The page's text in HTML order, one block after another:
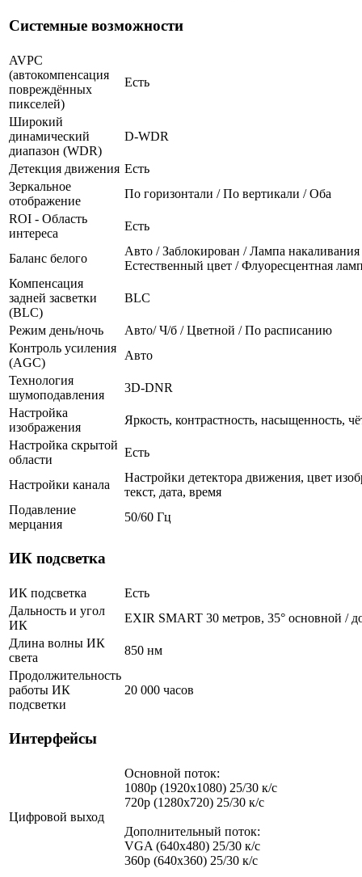
Системные возможности
AVPC
(автокомпенсация
повреждённых
пикселей)
Есть
Широкий
динамический
диапазон (WDR)
D-WDR
Детекция движения Есть
Зеркальное
отображение
По горизонтали / По вертикали / Оба
ROI - Область
интереса
Есть
Баланс белого
Авто / Заблокирован / Лампа
Естественный цвет / Флуоресцентная
Компенсация
задней засветки
(BLC)
BLC
Режим день/ночь
Авто/ Ч/б / Цветной / По расписанию
Контроль усиления
(AGC)
Авто
Технология
шумоподавления
3D-DNR
Настройка
изображения
Яркость, контрастность, насыщенность,
Настройка скрытой
области
Есть
Настройки канала
Настройки детектора движения, цвет
текст, дата, время
Подавление
мерцания
50/60 Гц
ИК подсветка
ИК подсветка
Есть
Дальность и угол
ИК
EXIR SMART 30 метров, 35° основной /
Длина волны ИК
света
850 нм
Продолжительность
работы ИК
подсветки
20 000 часов
Интерфейсы
Цифровой выход
Основной поток:
1080p (1920x1080) 25/30 к/с
720p (1280х720) 25/30 к/с
Дополнительный поток:
VGA (640x480) 25/30 к/с
360p (640x360) 25/30 к/с